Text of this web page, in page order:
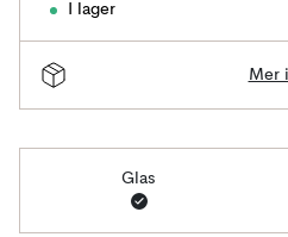
I lager
Mer
Glas